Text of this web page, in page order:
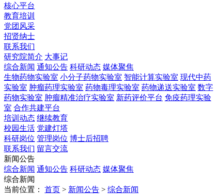
核心平台
教育培训
党团风采
招贤纳士
联系我们
研究院简介 大事记
综合新闻 通知公告 科研动态 媒体聚焦
生物药物实验室 小分子药物实验室 智能计算实验室 现代中药
实验室 肿瘤药理实验室 药物毒理实验室 药物递送实验室 数字
药物实验室 肿瘤精准治疗实验室 新药评价平台 免疫药理实验
室 合作共建平台
培训动态 继续教育
校园生活 党建灯塔
科研岗位 管理岗位 博士后招聘
联系我们 留言交流
新闻公告
综合新闻 通知公告 科研动态 媒体聚焦
综合新闻
当前位置：
首页 > 新闻公告 > 综合新闻